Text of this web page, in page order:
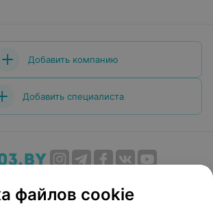
Добавить компанию
Добавить специалиста
маркетинг
Публичный договор
файлов cookie